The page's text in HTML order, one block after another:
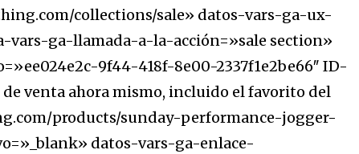
collections/sale» datos-vars-ga-ux-
vars-ga-llamada-a-la-acción=»sale section»
9f44-418f-8e00-2337f1e2be66″ ID-
venta ahora mismo, incluido el favorito del
products/sunday-performance-jogger-
datos-vars-ga-enlace-